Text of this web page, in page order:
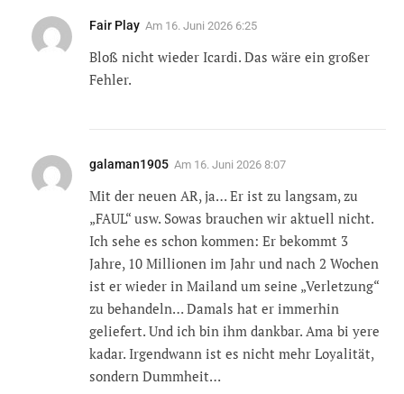
Fair Play Am 16. Juni 2026 6:25
Bloß nicht wieder Icardi. Das wäre ein großer
Fehler.
galaman1905 Am 16. Juni 2026 8:07
Mit der neuen AR, ja… Er ist zu langsam, zu
„FAUL“ usw. Sowas brauchen wir aktuell nicht.
Ich sehe es schon kommen: Er bekommt 3
Jahre, 10 Millionen im Jahr und nach 2 Wochen
ist er wieder in Mailand um seine „Verletzung“
zu behandeln… Damals hat er immerhin
geliefert. Und ich bin ihm dankbar. Ama bi yere
kadar. Irgendwann ist es nicht mehr Loyalität,
sondern Dummheit…